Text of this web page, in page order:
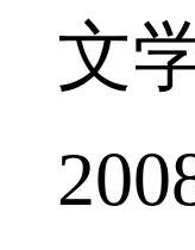
文